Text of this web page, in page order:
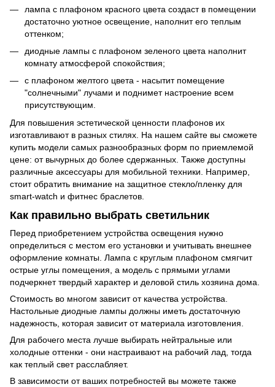
лампа с плафоном красного цвета создаст в помещении
достаточно уютное освещение, наполнит его теплым
оттенком;
диодные лампы с плафоном зеленого цвета наполнит
комнату атмосферой спокойствия;
с плафоном желтого цвета - насытит помещение
"солнечными" лучами и поднимет настроение всем
присутствующим.
Для повышения эстетической ценности плафонов их
изготавливают в разных стилях. На нашем сайте вы сможете
купить модели самых разнообразных форм по приемлемой
цене: от вычурных до более сдержанных. Также доступны
различные аксессуары для мобильной техники. Например,
стоит обратить внимание на защитное стекло/пленку для
smart-watch и фитнес браслетов
Как правильно выбрать светильник
Перед приобретением устройства освещения нужно
определиться с местом его установки и учитывать внешнее
оформление комнаты. Лампа с круглым плафоном смягчит
острые углы помещения, а модель с прямыми углами
подчеркнет твердый характер и деловой стиль хозяина дома.
Стоимость во многом зависит от качества устройства.
Настольные диодные лампы должны иметь достаточную
надежность, которая зависит от материала изготовления.
Для рабочего места лучше выбирать нейтральные или
холодные оттенки - они настраивают на рабочий лад, тогда
как теплый свет расслабляет.
В зависимости от ваших потребностей вы можете также